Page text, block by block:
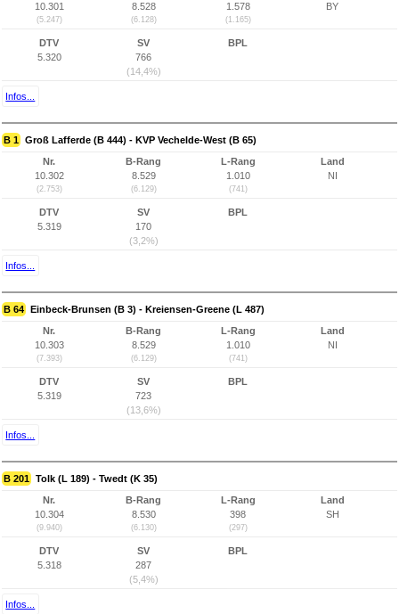
10.301
(5.247)
8.528
(6.128)
1.578
(1.165)
BY
DTV
5.320
SV
766
(14,4%)
BPL
Infos...
B 1 Groß Lafferde (B 444) - KVP Vechelde-West (B 65)
Nr.
10.302
(2.753)
B-Rang
8.529
(6.129)
L-Rang
1.010
(741)
Land
NI
DTV
5.319
SV
170
(3,2%)
BPL
Infos...
B 64 Einbeck-Brunsen (B 3) - Kreiensen-Greene (L 487)
Nr.
10.303
(7.393)
B-Rang
8.529
(6.129)
L-Rang
1.010
(741)
Land
NI
DTV
5.319
SV
723
(13,6%)
BPL
Infos...
B 201 Tolk (L 189) - Twedt (K 35)
Nr.
10.304
(9.940)
B-Rang
8.530
(6.130)
L-Rang
398
(297)
Land
SH
DTV
5.318
SV
287
(5,4%)
BPL
Infos...